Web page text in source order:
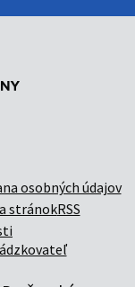
osobných údajov
stránokRSS